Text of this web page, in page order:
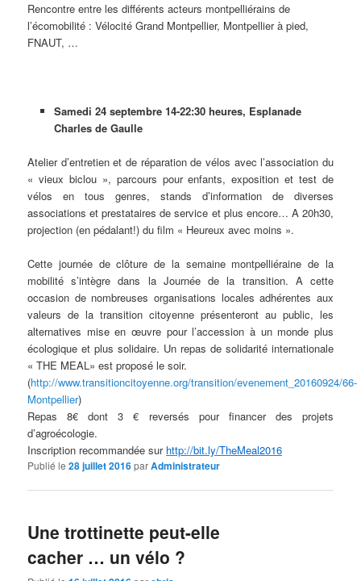
Rencontre entre les différents acteurs montpelliérains de
l’écomobilité : Vélocité Grand Montpellier, Montpellier à pied,
FNAUT, …
Samedi 24 septembre 14-22:30 heures, Esplanade
Charles de Gaulle
Atelier d’entretien et de réparation de vélos avec l’association du
« vieux biclou », parcours pour enfants, exposition et test de
vélos en tous genres, stands d’information de diverses
associations et prestataires de service et plus encore… A 20h30,
projection (en pédalant!) du film « Heureux avec moins ».
Cette journée de clôture de la semaine montpelliéraine de la
mobilité s’intègre dans la Journée de la transition. A cette
occasion de nombreuses organisations locales adhérentes aux
valeurs de la transition citoyenne présenteront au public, les
alternatives mise en œuvre pour l’accession à un monde plus
écologique et plus solidaire. Un repas de solidarité internationale
« THE MEAL» est proposé le soir.
(http://www.transitioncitoyenne.org/transition/evenement_20160924/66-
Montpellier)
Repas 8€ dont 3 € reversés pour financer des projets
d’agroécologie.
Inscription recommandée sur http://bit.ly/TheMeal2016
Publié le28 juillet 2016parAdministrateur
Une trottinette peut-elle
cacher … un vélo ?